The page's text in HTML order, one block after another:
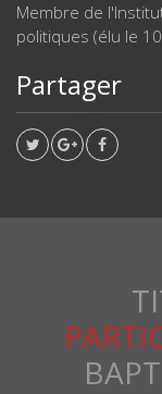
Membre de
politiques (élu le
Partager